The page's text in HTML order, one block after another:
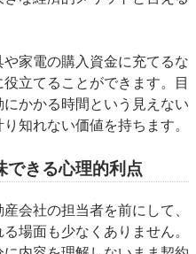
家電の購入資金に充てるな
立てることができます。目
かかる時間という見えない
知れない価値を持ちます。
できる心理的利点
会社の担当者を前にして、
場面も少なくありません。